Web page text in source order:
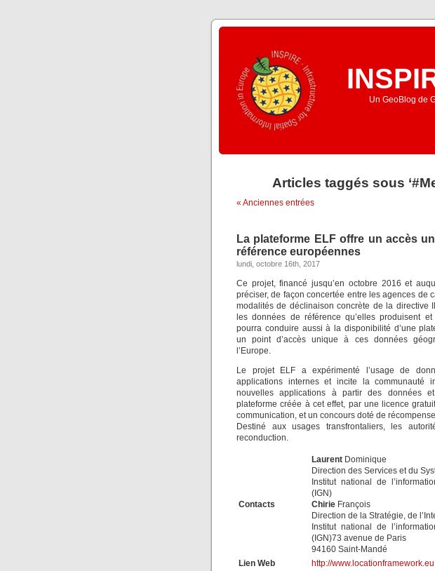
Un GeoBlog de
Articles taggés sous
« Anciennes entrées
La plateforme ELF offre un accès
référence européennes
lundi, octobre 16th, 2017
Ce projet, financé jusqu’en octobre 2016 et
préciser, de façon concertée entre les agences de
modalités de déclinaison concrète de la directive
les données de référence qu’elles produisent
pourra conduire aussi à la disponibilité d’une
un point d’accès unique à ces données
l’Europe.
Le projet ELF a expérimenté l’usage de
applications internes et incite la communauté
nouvelles applications à partir des données
plateforme créée à cet effet, par une licence
communication, et un concours doté de
Destiné aux usages transfrontaliers, les
reconduction.
Contacts
Laurent Dominique
Direction des Services et du
Institut national de
(IGN)
Chirie François
Direction de la Stratégie, de
Institut national de
(IGN)73 avenue de Paris
94160 Saint-Mandé
Lien Web
http://www.locationframework.eu